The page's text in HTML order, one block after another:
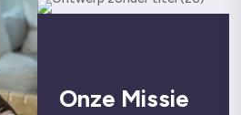
Onze Missie